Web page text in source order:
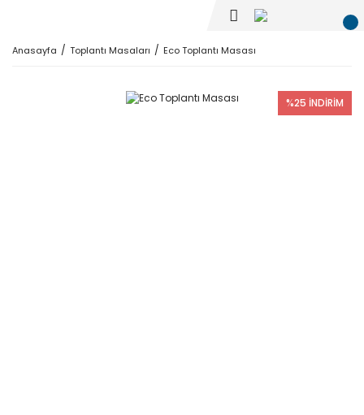
Anasayfa Toplantı Masaları Eco Toplantı Masası
%25 İNDİRİM